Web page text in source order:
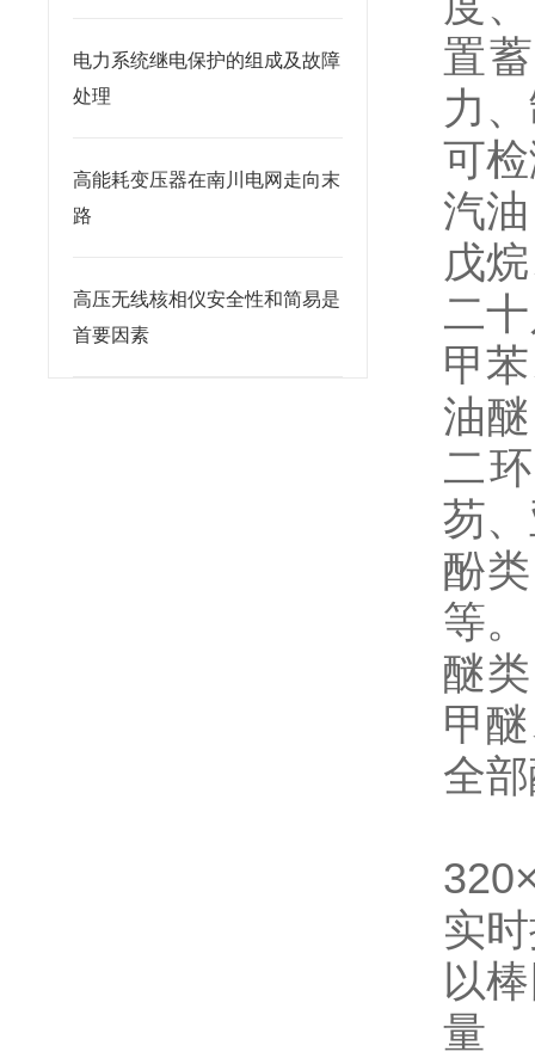
电力系统继电保护的组成及故障
处理
高能耗变压器在南川电网走向末
路
高压无线核相仪安全性和简易是
首要因素
置
力
可
汽
戊
二
甲
油
二
芴
酚
等。
醚
甲
全
实
以
量